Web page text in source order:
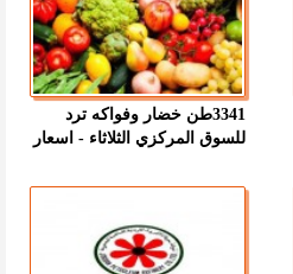
3341طن خضار وفواكه ترد
للسوق المركزي الثلاثاء - اسعار